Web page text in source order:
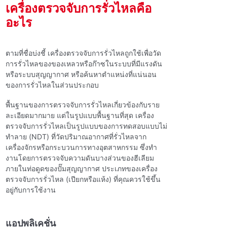
เครื่องตรวจจับการรั่วไหลคือ
อะไร
ตามที่ชื่อบ่งชี้ เครื่องตรวจจับการรั่วไหลถูกใช้เพื่อวัด
การรั่วไหลของของเหลวหรือก๊าซในระบบที่มีแรงดัน
หรือระบบสุญญากาศหรือค้นหาตําแหน่งที่แน่นอน
ของการรั่วไหลในส่วนประกอบ
พื้นฐานของการตรวจจับการรั่วไหลเกี่ยวข้องกับราย
ละเอียดมากมาย แต่ในรูปแบบพื้นฐานที่สุด เครื่อง
ตรวจจับการรั่วไหลเป็นรูปแบบของการทดสอบแบบไม่
ทําลาย (NDT) ที่วัดปริมาณอากาศที่รั่วไหลจาก
เครื่องจักรหรือกระบวนการทางอุตสาหกรรม ซึ่งทํา
งานโดยการตรวจจับความดันบางส่วนของฮีเลียม
ภายในท่อดูดของปั๊มสุญญากาศ ประเภทของเครื่อง
ตรวจจับการรั่วไหล (เปียกหรือแห้ง) ที่คุณควรใช้ขึ้น
อยู่กับการใช้งาน
แอปพลิเคชั่น